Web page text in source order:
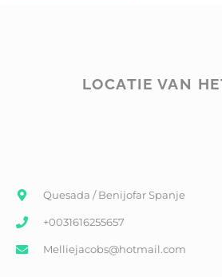
LOCATIE VAN
Quesada / Benijofar Spanje
+0031616255657
Melliejacobs@hotmail.com